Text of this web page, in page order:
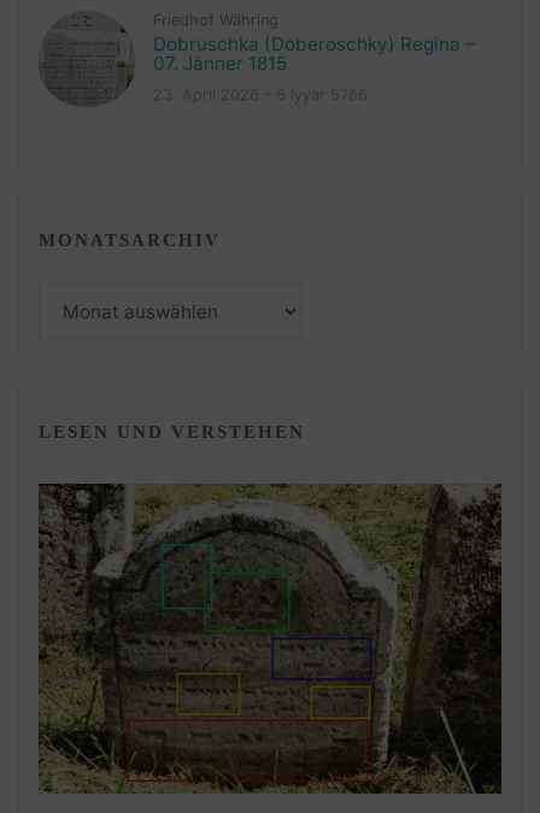
Friedhof Währing
Dobruschka (Doberoschky) Regina –
07. Jänner 1815
MONATSARCHIV
LESEN UND VERSTEHEN